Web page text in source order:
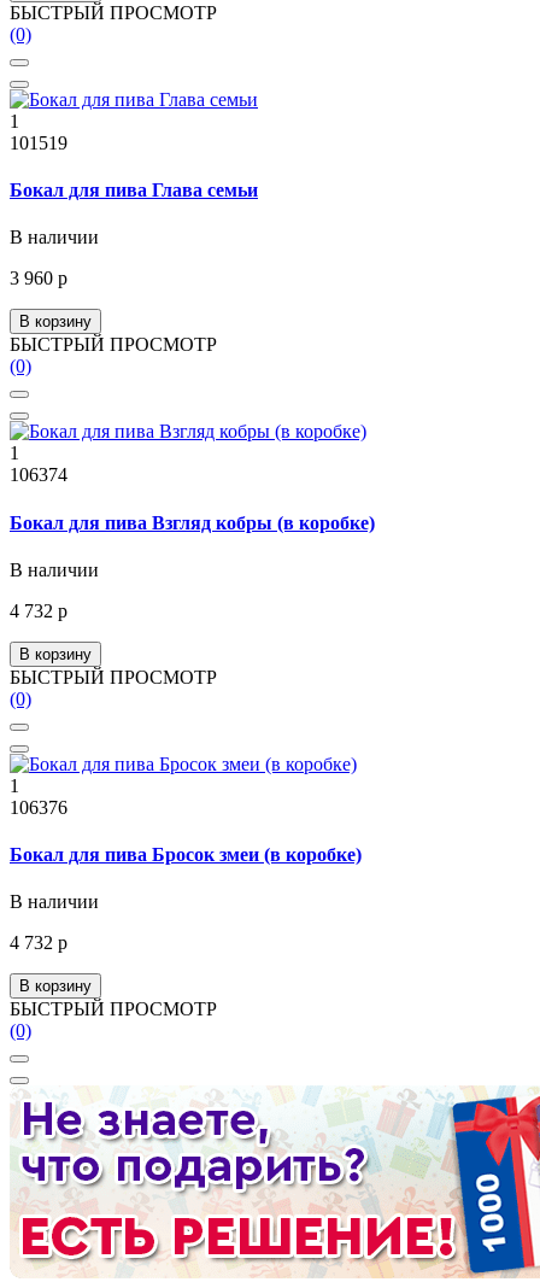
БЫСТРЫЙ ПРОСМОТР
(0)
1
101519
Бокал для пива Глава семьи
В наличии
3 960 р
В корзину
БЫСТРЫЙ ПРОСМОТР
(0)
1
106374
Бокал для пива Взгляд кобры (в коробке)
В наличии
4 732 р
В корзину
БЫСТРЫЙ ПРОСМОТР
(0)
1
106376
Бокал для пива Бросок змеи (в коробке)
В наличии
4 732 р
В корзину
БЫСТРЫЙ ПРОСМОТР
(0)